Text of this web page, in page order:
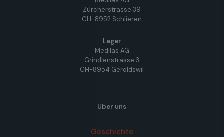
Zürcherstrasse 39
CH-8952 Schlieren
Lager
Medilas AG
Grindlenstrasse 3
CH-8954 Geroldswil
Über uns
Geschichte